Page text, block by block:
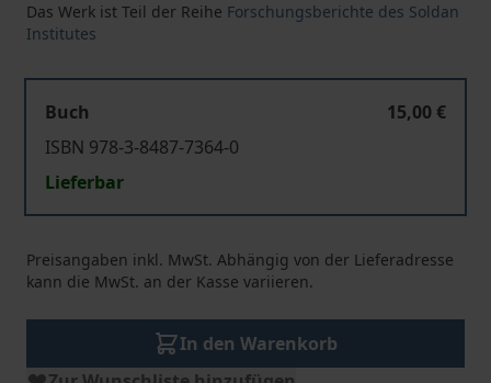
Das Werk ist Teil der Reihe Forschungsberichte des Soldan
Institutes
Buch
15,00 €
ISBN 978-3-8487-7364-0
Lieferbar
Preisangaben inkl. MwSt. Abhängig von der Lieferadresse
kann die MwSt. an der Kasse variieren.
In den Warenkorb